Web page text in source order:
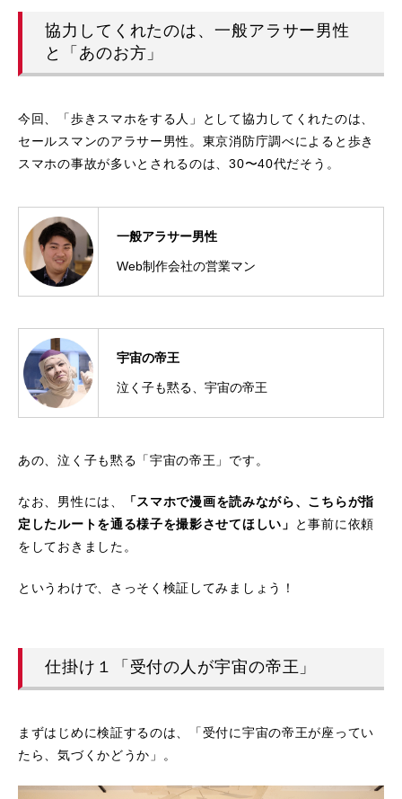
協力してくれたのは、一般アラサー男性
と「あのお方」
今回、「歩きスマホをする人」として協力してくれたのは、
セールスマンのアラサー男性。東京消防庁調べによると歩き
スマホの事故が多いとされるのは、30〜40代だそう。
一般アラサー男性
Web制作会社の営業マン
宇宙の帝王
泣く子も黙る、宇宙の帝王
あの、泣く子も黙る「宇宙の帝王」です。
なお、男性には、
「スマホで漫画を読みながら、こちらが指
定したルートを通る様子を撮影させてほしい」
と事前に依頼
をしておきました。
というわけで、さっそく検証してみましょう！
仕掛け１「受付の人が宇宙の帝王」
まずはじめに検証するのは、「受付に宇宙の帝王が座ってい
たら、気づくかどうか」。